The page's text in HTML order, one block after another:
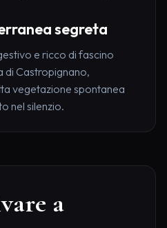
segreta
e ricco di fascino
di Castropignano,
vegetazione spontanea
nel silenzio.
a